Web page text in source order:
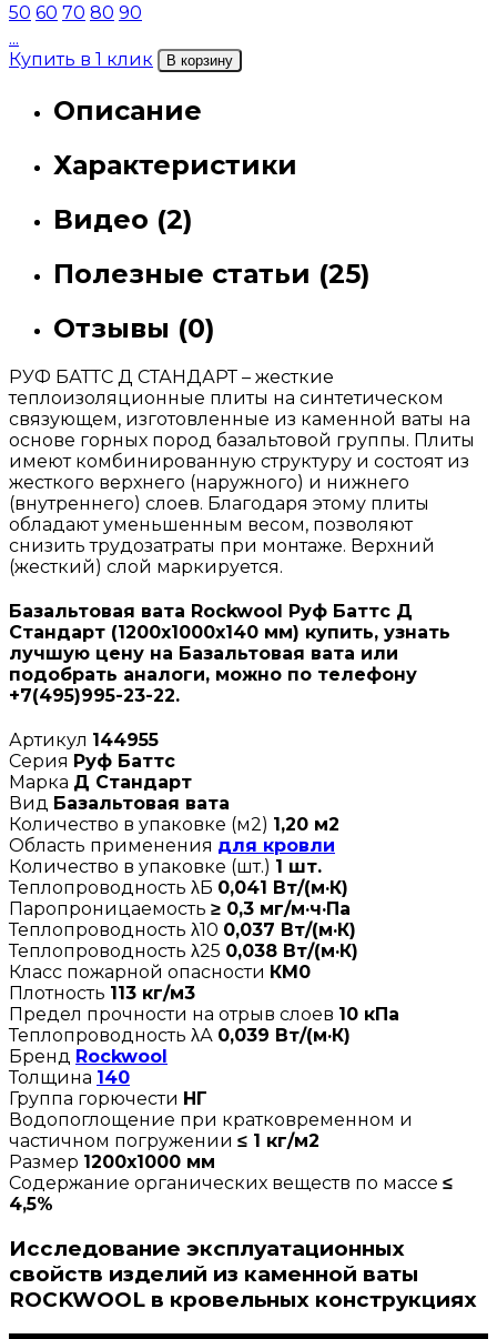
50 60 70 80 90
...
Купить в 1 клик
В корзину
Описание
Характеристики
Видео (2)
Полезные статьи (25)
Отзывы (0)
РУФ БАТТС Д СТАНДАРТ – жесткие
теплоизоляционные плиты на синтетическом
связующем, изготовленные из каменной ваты на
основе горных пород базальтовой группы. Плиты
имеют комбинированную структуру и состоят из
жесткого верхнего (наружного) и нижнего
(внутреннего) слоев. Благодаря этому плиты
обладают уменьшенным весом, позволяют
снизить трудозатраты при монтаже. Верхний
(жесткий) слой маркируется.
Базальтовая вата Rockwool Руф Баттс Д
Стандарт (1200х1000х140 мм) купить, узнать
лучшую цену на Базальтовая вата или
подобрать аналоги, можно по телефону
+7(495)995-23-22.
Артикул 144955
Серия Руф Баттс
Марка Д Стандарт
Вид Базальтовая вата
Количество в упаковке (м2) 1,20 м2
Область применения для кровли
Количество в упаковке (шт.) 1 шт.
Теплопроводность λБ 0,041 Вт/(м·К)
Паропроницаемость ≥ 0,3 мг/м·ч·Па
Теплопроводность λ10 0,037 Вт/(м·К)
Теплопроводность λ25 0,038 Вт/(м·К)
Класс пожарной опасности КМ0
Плотность 113 кг/м3
Предел прочности на отрыв слоев 10 кПа
Теплопроводность λА 0,039 Вт/(м·К)
Бренд Rockwool
Толщина 140
Группа горючести НГ
Водопоглощение при кратковременном и
частичном погружении ≤ 1 кг/м2
Размер 1200х1000 мм
Содержание органических веществ по массе ≤
4,5%
Исследование эксплуатационных
свойств изделий из каменной ваты
ROCKWOOL в кровельных конструкциях